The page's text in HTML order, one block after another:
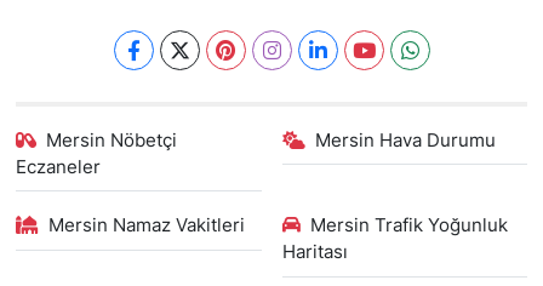
Mersin Nöbetçi
Eczaneler
Mersin Hava Durumu
Mersin Namaz Vakitleri
Mersin Trafik Yoğunluk
Haritası